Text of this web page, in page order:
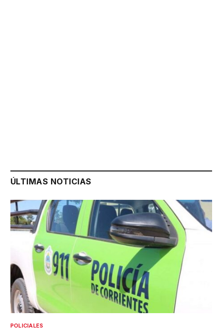
ÚLTIMAS NOTICIAS
POLICIALES